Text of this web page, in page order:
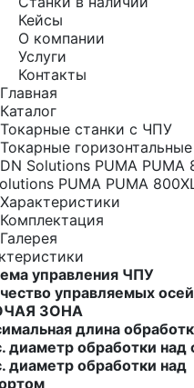
Кейсы
О компании
Услуги
Контакты
Главная
Каталог
Токарные станки с ЧПУ
Токарные
DN Solutions PUMA PUMA
PUMA PUMA
Характеристики
Комплектация
Галерея
управления ЧПУ
управляемых осей
ЗОНА
длина
диаметр обработки над
диаметр обработки над